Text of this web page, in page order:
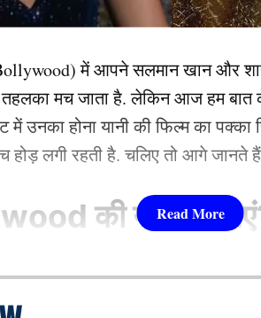
17
चहल की
को मिल सकता है मौका
में आपने सलमान खान और
मच जाता है. लेकिन आज हम बात
में उनका होना यानी की फिल्म का
होड़ लगी रहती है. चलिए तो आगे
की यह
( Deepika